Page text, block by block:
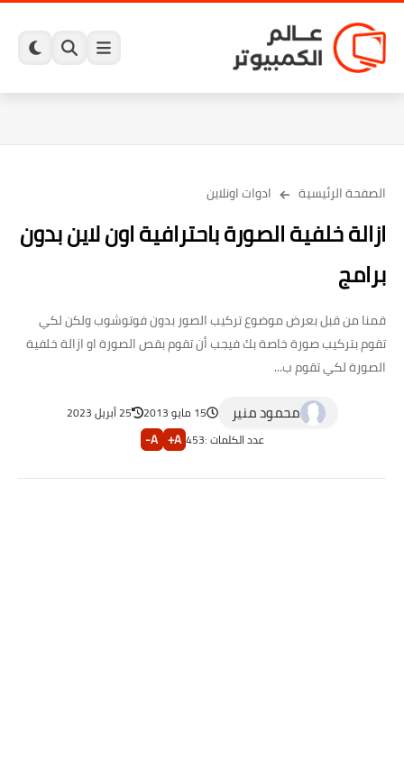
الصفحة الرئيسية ادوات اونلاين
ازالة خلفية الصورة باحترافية اون لاين بدون
برامج
قمنا من قبل بعرض موضوع تركيب الصور بدون فوتوشوب ولكن لكي
تقوم بتركيب صورة خاصة بك فيجب أن تقوم بقص الصورة او ازالة خلفية
الصورة لكي تقوم ب...
محمود منير 15 مايو 2013
25 أبريل 2023
عدد الكلمات :453
A+
A-